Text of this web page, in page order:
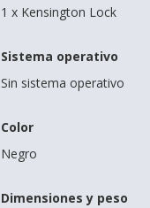
1 x Kensington Lock
Sistema operativo
Sin sistema operativo
Color
Negro
Dimensiones y peso